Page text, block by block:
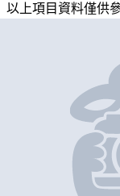
以上項目資料僅供
Nara Thai